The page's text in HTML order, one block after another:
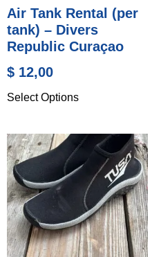
Air Tank Rental (per
tank) – Divers
Republic Curaçao
$ 12,00
Select Options